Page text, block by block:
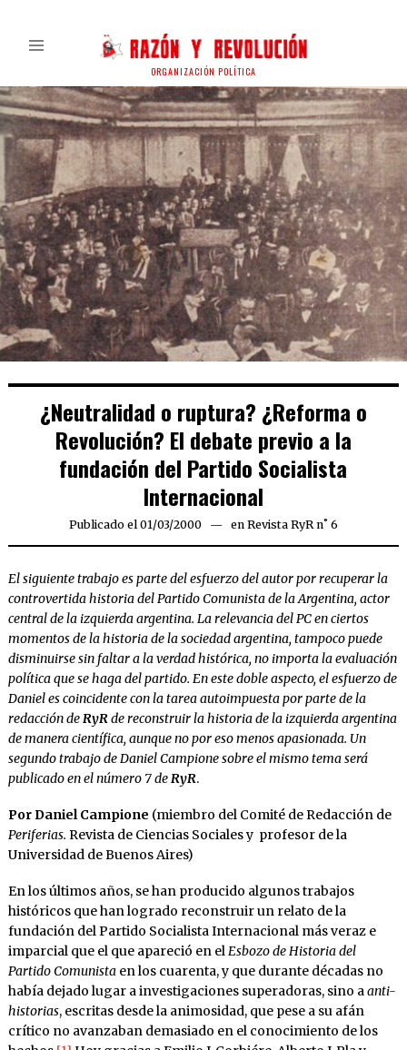
ORGANIZACIÓN POLÍTICA
¿Neutralidad o ruptura? ¿Reforma o
Revolución? El debate previo a la
fundación del Partido Socialista
Internacional
Publicado el 01/03/200002/04/2020
en Revista RyR n˚ 6
El siguiente trabajo es parte del esfuerzo del autor por recuperar la
controvertida historia del Partido Comunista de la Argentina, actor
central de la izquierda argentina. La relevancia del PC en ciertos
momentos de la historia de la sociedad argentina, tampoco puede
disminuirse sin faltar a la verdad histórica, no importa la evaluación
política que se haga del partido. En este doble aspecto, el esfuerzo de
Daniel es coincidente con la tarea autoimpuesta por parte de la
redacción deRyRde reconstruir la historia de la izquierda argentina
de manera científica, aunque no por eso menos apasionada. Un
segundo trabajo de Daniel Campione sobre el mismo tema será
publicado en el número 7 deRyR.
Por Daniel Campione (miembro del Comité de Redacción de
Periferias. Revista de Ciencias Sociales y profesor de la
Universidad de Buenos Aires)
En los últimos años, se han producido algunos trabajos
históricos que han logrado reconstruir un relato de la
fundación del Partido Socialista Internacional más veraz e
imparcial que el que apareció en elEsbozo de Historia del
Partido Comunista en los cuarenta, y que durante décadas no
había dejado lugar a investigaciones superadoras, sino aanti-
historias, escritas desde la animosidad, que pese a su afán
crítico no avanzaban demasiado en el conocimiento de los